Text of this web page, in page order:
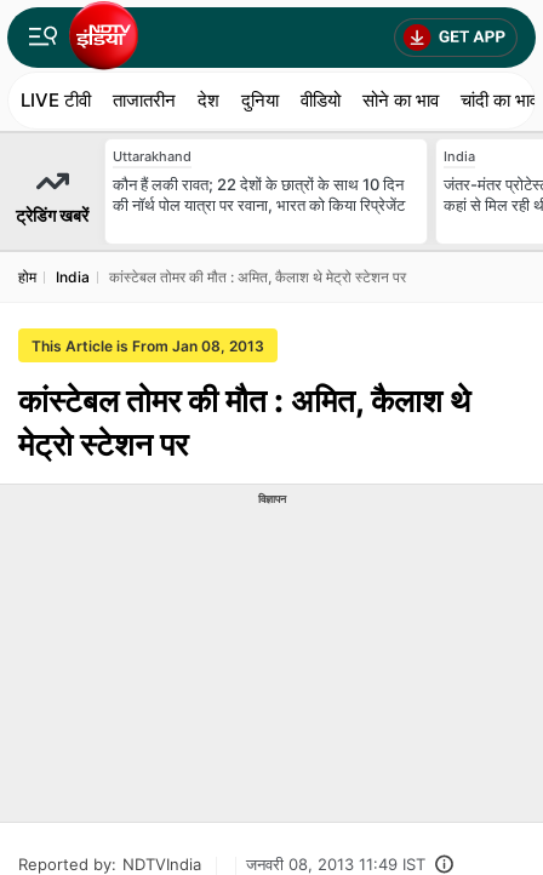
LIVE टीवी ताजातरीन देश दुनिया वीडियो सोने का भाव चांदी का भाव
ट्रेडिंग खबरें
Uttarakhand
कौन हैं लकी रावत; 22 देशों के छात्रों के साथ 10 दिन
की नॉर्थ पोल यात्रा पर रवाना, भारत को किया रिप्रेजेंट
India
जंतर-मंतर
कहां से मिल रही
होम India कांस्टेबल तोमर की मौत : अमित, कैलाश थे मेट्रो स्टेशन पर
This Article is From Jan 08, 2013
कांस्टेबल तोमर की मौत : अमित, कैलाश थे
मेट्रो स्टेशन पर
विज्ञापन
Reported by: NDTVIndia जनवरी 08, 2013 11:49 IST